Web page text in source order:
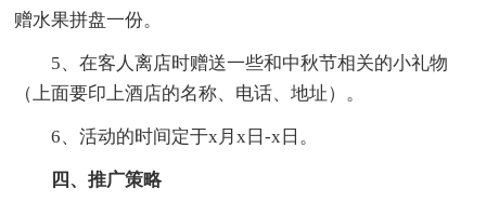
赠水果拼盘一份。
5、在客人离店时赠送一些和中秋节相关的小礼物
（上面要印上酒店的名称、电话、地址）。
6、活动的时间定于x月x日-x日。
四、推广策略